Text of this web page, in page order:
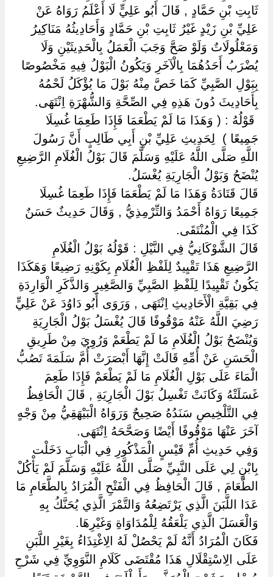
ثَابِتِ بْنِ حَمَّادٍ , قَالَ أَبُو عَلِيٍّ لَا أَعْلَمُ رَوَاهُ عَنْ
عَلِيِّ بْنِ زَيْدٍ غَيْرُ ثَابِتِ بْنِ حَمَّادٍ وَأَحَادِيثُهُ مَنَاكِيرُ
وَمَعْلُولَاتٌ وَلَوْ صَحَّ وَجَبَ الْعَمَلُ بِالْحَدِيثَيْنِ وَلَا
يُضْرَبُ أَحَدُهُمَا بِالْآخَرِ وَيَكُونُ الْبَوْلُ فِيهِ مَخْصُوصًا
بِبَوْلِ الصَّبِيِّ كَمَا خَصَّ مِنْهُ بَوْلَ مَا يُؤْكَلُ لَحْمُهُ
بِأَحَادِيثَ دُونَ هَذِهِ فِي الصِّحَّةِ وَالشُّهْرَةِ اِنْتَهَى.
‏ ‏قَوْلُهُ : ( وَهَذَا مَا لَمْ يَطْعَمَا فَإِذَا طَعِمَا غُسِلَا
جَمِيعًا ) ‏ ‏لِحَدِيثِ عَلِيِّ بْنِ أَبِي طَالِبٍ أَنَّ رَسُولَ
اللَّهِ صَلَّى اللَّهُ عَلَيْهِ وَسَلَّمَ قَالَ بَوْلُ الْغُلَامِ الرَّضِيعِ
يُنْضَحُ وَبَوْلُ الْجَارِيَةِ يُغْسَلُ.
قَالَ قَتَادَةُ وَهَذَا مَا لَمْ يَطْعَمَا فَإِذَا طَعِمَا غُسِلَا
جَمِيعًا رَوَاهُ أَحْمَدُ وَالتِّرْمِذِيُّ , وَقَالَ حَدِيثٌ حَسَنٌ
كَذَا فِي الْمُنْتَقَى.
قَالَ الشَّوْكَانِيُّ فِي النَّيْلِ : قَوْلُهُ بَوْلُ الْغُلَامِ
الرَّضِيعِ هَذَا تَقْيِيدٌ لِلَفْظِ الْغُلَامِ بِكَوْنِهِ رَضِيعًا وَهَكَذَا
يَكُونُ تَقْيِيدًا لِلَفْظِ الصَّبِيِّ وَالصَّغِيرِ وَالذَّكَرِ الْوَارِدَةِ
فِي بَقِيَّةِ الْأَحَادِيثِ اِنْتَهَى , وَرَوَى أَبُو دَاوُدَ عَنْ عَلِيٍّ
رَضِيَ اللَّهُ عَنْهُ مَوْقُوفًا قَالَ يُغْسَلُ بَوْلُ الْجَارِيَةِ
وَيُنْضَحُ بَوْلُ الْغُلَامِ مَا لَمْ يَطْعَمْ وَرُوِيَ مِنْ طَرِيقِ
الْحَسَنِ عَنْ أُمِّهِ قَالَتْ إِنَّهَا أَبْصَرَتْ أُمَّ سَلَمَةَ تَصُبُّ
الْمَاءَ عَلَى بَوْلِ الْغُلَامِ مَا لَمْ يَطْعَمْ فَإِذَا طَعِمَ
غَسَلَتْهُ وَكَانَتْ تَغْسِلُ بَوْلَ الْجَارِيَةِ , قَالَ الْحَافِظُ
فِي التَّلْخِيصِ سَنَدُهُ صَحِيحٌ وَرَوَاهُ الْبَيْهَقِيُّ مِنْ وَجْهٍ
آخَرَ عَنْهَا مَوْقُوفًا أَيْضًا وَصَحَّحَهُ اِنْتَهَى.
وَفِي حَدِيثِ أُمِّ قَيْسٍ الْمَذْكُورِ فِي الْبَابِ دَخَلْت
بِابْنٍ لِي عَلَى النَّبِيِّ صَلَّى اللَّهُ عَلَيْهِ وَسَلَّمَ لَمْ يَأْكُلْ
الطَّعَامَ , قَالَ الْحَافِظُ فِي الْفَتْحِ الْمُرَادُ بِالطَّعَامِ مَا
عَدَا اللَّبَنَ الَّذِي يَرْتَضِعُهُ وَالتَّمْرَ الَّذِي يُحَنَّكُ بِهِ
وَالْعَسَلَ الَّذِي يَلْعَقُهُ لِلْمُدَاوَاةِ وَغَيْرِهَا.
فَكَانَ الْمُرَادُ أَنَّهُ لَمْ يَحْصُلْ لَهُ الِاغْتِذَاءُ بِغَيْرِ اللَّبَنِ
عَلَى الِاسْتِقْلَالِ هَذَا مُقْتَضَى كَلَامِ النَّوَوِيِّ فِي شَرْحِ